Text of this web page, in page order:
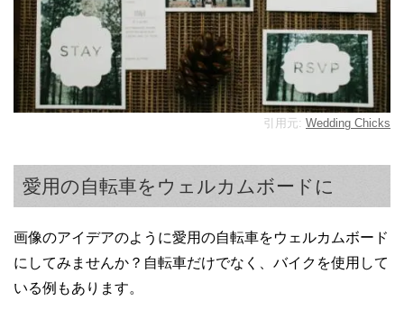
引用元: Wedding Chicks
愛用の自転車をウェルカムボードに
画像のアイデアのように愛用の自転車をウェルカムボード
にしてみませんか？自転車だけでなく、バイクを使用して
いる例もあります。